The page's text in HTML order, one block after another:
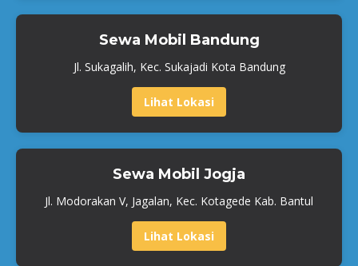
Sewa Mobil Bandung
Jl. Sukagalih, Kec. Sukajadi Kota Bandung
Lihat Lokasi
Sewa Mobil Jogja
Jl. Modorakan V, Jagalan, Kec. Kotagede Kab. Bantul
Lihat Lokasi